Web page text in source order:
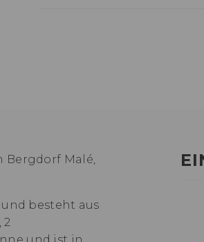
Malé,
besteht aus
2
und ist in